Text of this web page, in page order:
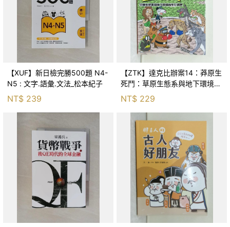
【XUF】新日檢完勝500題 N4-
N5 : 文字.語彙.文法_松本紀子
NT$ 239
【ZTK】達克比辦案14：莽原生
死鬥：草原生態系與地下環境的
生存適應_柯智元
NT$ 229